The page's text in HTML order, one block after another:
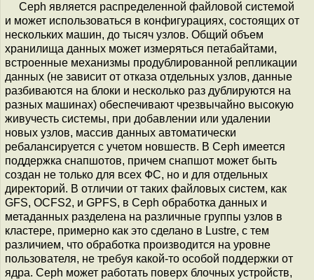
Ceph является распределенной файловой системой
и может использоваться в конфигурациях, состоящих от
нескольких машин, до тысяч узлов. Общий объем
хранилища данных может измеряться петабайтами,
встроенные механизмы продублированной репликации
данных (не зависит от отказа отдельных узлов, данные
разбиваются на блоки и несколько раз дублируются на
разных машинах) обеспечивают чрезвычайно высокую
живучесть системы, при добавлении или удалении
новых узлов, массив данных автоматически
ребалансируется с учетом новшеств. В Ceph имеется
поддержка снапшотов, причем снапшот может быть
создан не только для всех ФC, но и для отдельных
директорий. В отличии от таких файловых систем, как
GFS, OCFS2, и GPFS, в Ceph обработка данных и
метаданных разделена на различные группы узлов в
кластере, примерно как это сделано в Lustre, с тем
различием, что обработка производится на уровне
пользователя, не требуя какой-то особой поддержки от
ядра. Ceph может работать поверх блочных устройств,